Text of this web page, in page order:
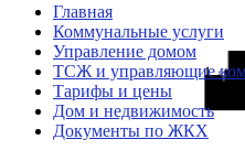
Главная
Коммунальные услуги
Управление домом
ТСЖ и управляющие
Тарифы и цены
Дом и недвижимость
Документы по ЖКХ